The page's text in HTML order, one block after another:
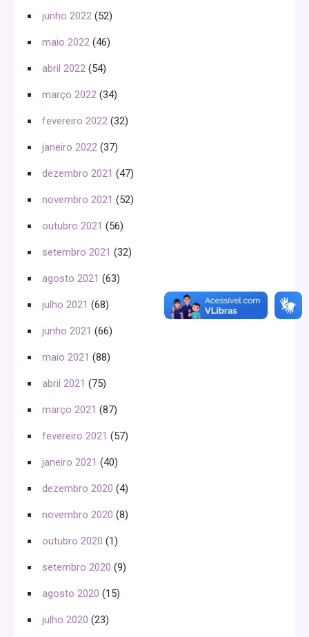
junho 2022 (52)
maio 2022 (46)
abril 2022 (54)
março 2022 (34)
fevereiro 2022 (32)
janeiro 2022 (37)
dezembro 2021 (47)
novembro 2021 (52)
outubro 2021 (56)
setembro 2021 (32)
agosto 2021 (63)
julho 2021 (68)
junho 2021 (66)
maio 2021 (88)
abril 2021 (75)
março 2021 (87)
fevereiro 2021 (57)
janeiro 2021 (40)
dezembro 2020 (4)
novembro 2020 (8)
outubro 2020 (1)
setembro 2020 (9)
agosto 2020 (15)
julho 2020 (23)